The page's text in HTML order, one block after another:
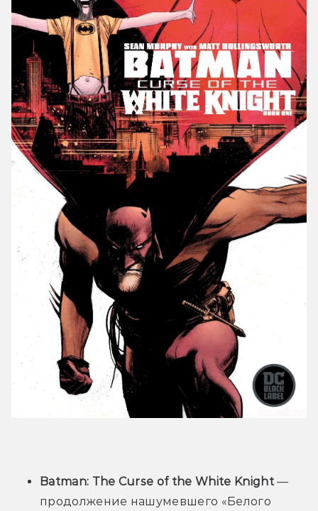
Batman: The Curse of the White Knight —
продолжение нашумевшего «Белого